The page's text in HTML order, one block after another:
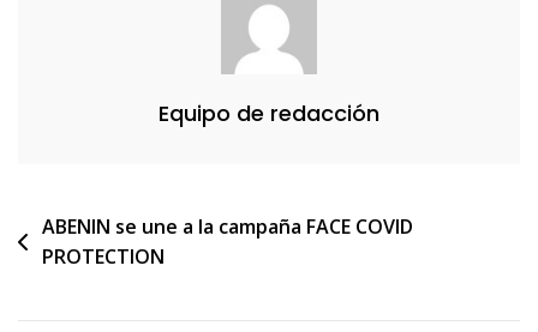
Equipo de redacción
Navegación
de
ABENIN se une a la campaña FACE COVID
PROTECTION